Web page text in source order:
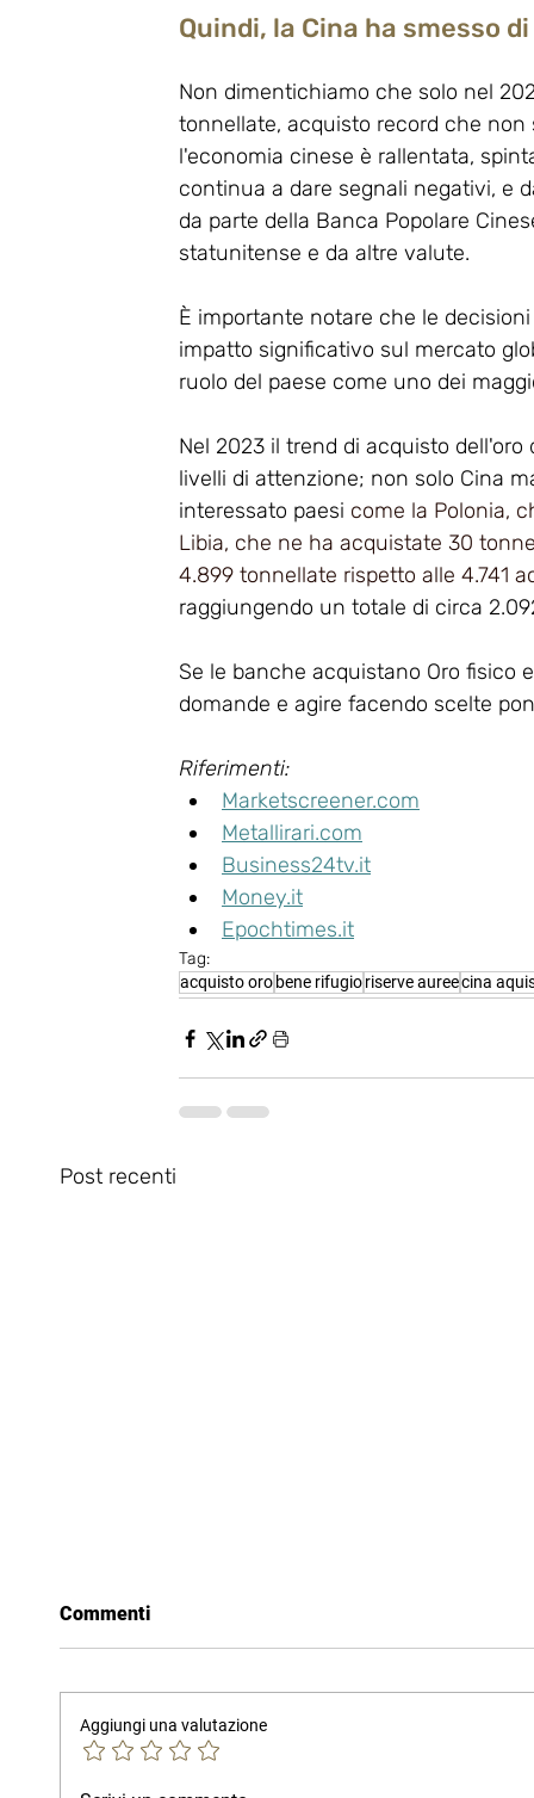
Quindi, la Cina ha smesso
Non dimentichiamo che solo nel
tonnellate, acquisto record che non
l'economia cinese è rallentata,
continua a dare segnali negativi, e
da parte della Banca Popolare
statunitense e da altre valute.
È importante notare che le
impatto significativo sul mercato
ruolo del paese come uno dei
Nel 2023 il trend di acquisto
livelli di attenzione; non solo Cina
interessato paesi come la Polonia,
Libia, che ne ha acquistate 30
4.899 tonnellate rispetto alle 4.741
raggiungendo un totale di circa
Se le banche acquistano Oro fisico
domande e agire facendo scelte
Riferimenti:
Marketscreener.com
Metallirari.com
Business24tv.it
Money.it
Epochtimes.it
Tag:
acquisto oro bene rifugioriserve aureecina
Post recenti
Commenti
Aggiungi una valutazione